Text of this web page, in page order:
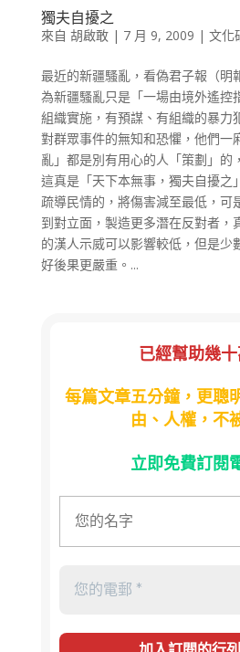
獨夫自擾之
來自 胡啟敢| 7 月 9, 2009 | 文化
最近的新疆騷亂，看偽君子報（明
為新疆騷亂只是「一場由境外遙控
組織實施，有預謀、有組織的暴力
對群眾事件的無知和恐懼，他們一
亂」都是別有用心的人「策劃」的
這真是「天下本無事，獨夫自擾之
疏導民情的，將傷害減至最低，可
到對立面，製造更多潛在反對者，
的漢人示威可以影響較低，但是少
好後果更嚴重。...
已經幫助幾
每篇文章五分鐘，更聰
由、人權，不
立即免費訂閱